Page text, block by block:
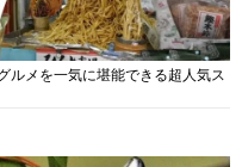
ルメを一気に堪能できる超人気ス